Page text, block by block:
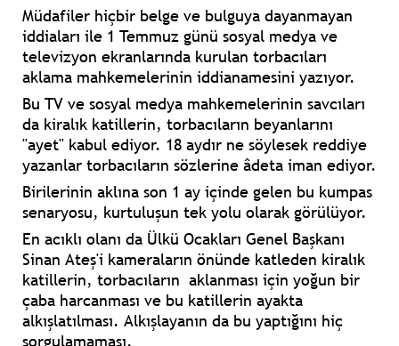
Müdafiler hiçbir belge ve bulguya dayanmayan
iddiaları ile 1 Temmuz günü sosyal medya ve
televizyon ekranlarında kurulan torbacıları
aklama mahkemelerinin iddianamesini yazıyor.
Bu TV ve sosyal medya mahkemelerinin savcıları
da kiralık katillerin, torbacıların beyanlarını
"ayet" kabul ediyor. 18 aydır ne söylesek reddiye
yazanlar torbacıların sözlerine âdeta iman ediyor.
Birilerinin aklına son 1 ay içinde gelen bu kumpas
senaryosu, kurtuluşun tek yolu olarak görülüyor.
En acıklı olanı da Ülkü Ocakları Genel Başkanı
Sinan Ateş'i kameraların önünde katleden kiralık
katillerin, torbacıların aklanması için yoğun bir
çaba harcanması ve bu katillerin ayakta
alkışlatılması. Alkışlayanın da bu yaptığını hiç
sorgulamaması.